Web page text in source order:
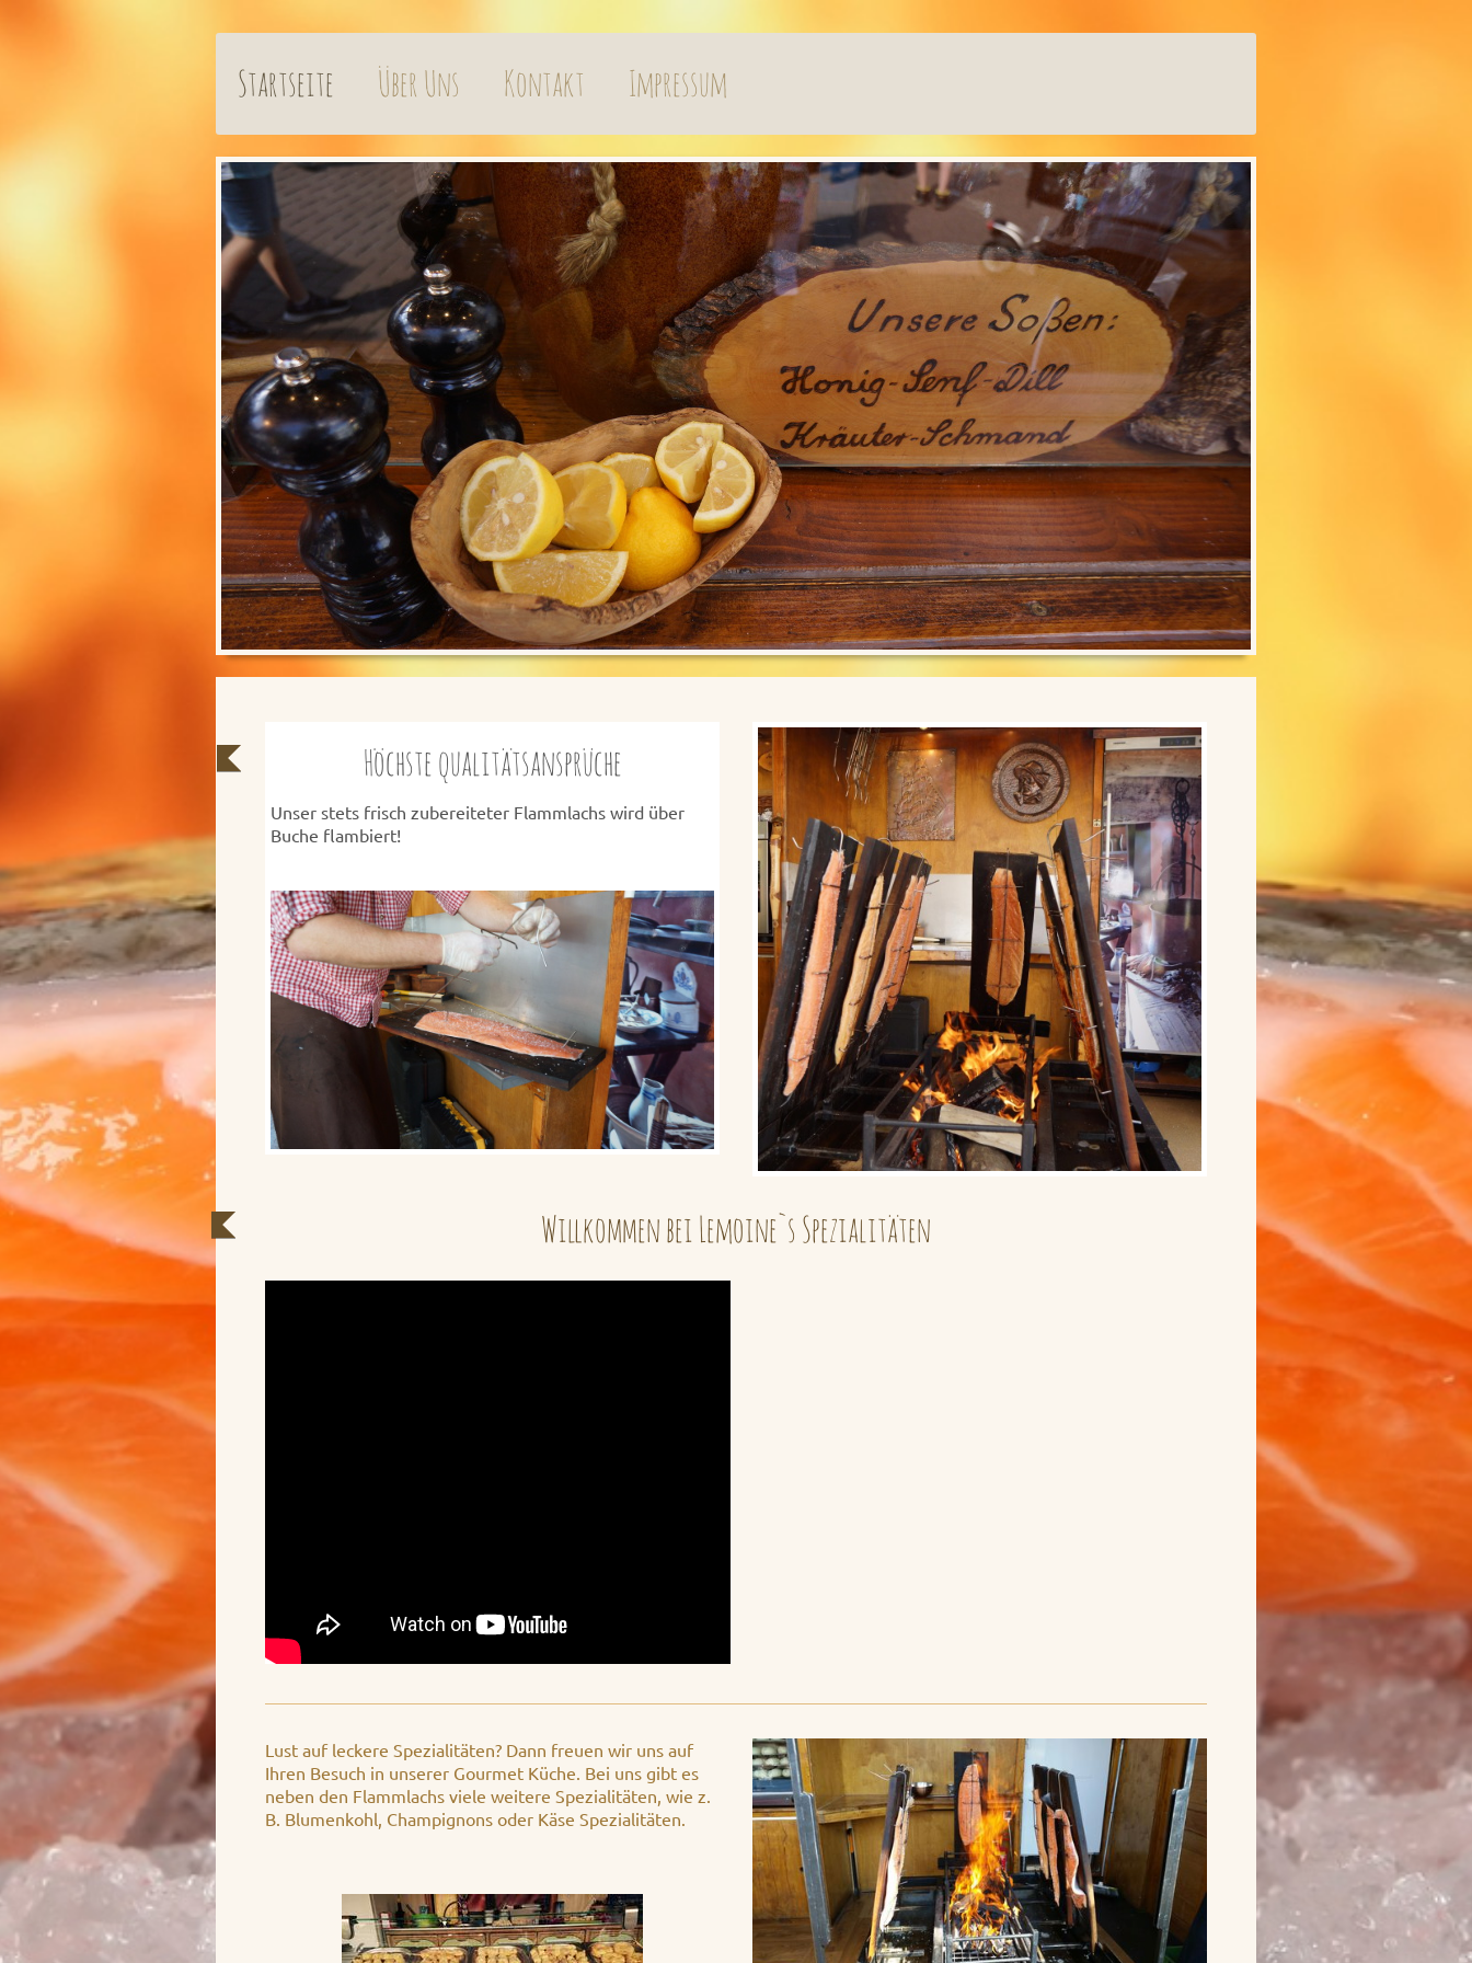
Startseite Über Uns Kontakt Impressum
Höchste qualitätsansprüche
Unser stets frisch zubereiteter Flammlachs wird über
Buche flambiert!
Willkommen bei Lemoine`s Spezialitäten
Lust auf leckere Spezialitäten? Dann freuen wir uns auf
Ihren Besuch in unserer Gourmet Küche. Bei uns gibt es
neben den Flammlachs viele weitere Spezialitäten, wie z.
B. Blumenkohl, Champignons oder Käse Spezialitäten.